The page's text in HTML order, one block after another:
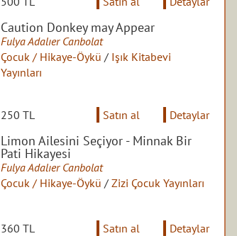
Caution Donkey may Appear
Fulya Adalıer Canbolat
Çocuk / Hikaye-Öykü / Işık Kitabevi
Yayınları
250 TL Satın al Detaylar
Limon Ailesini Seçiyor - Minnak Bir
Pati Hikayesi
Fulya Adalıer Canbolat
Çocuk / Hikaye-Öykü /Zizi Çocuk Yayınları
360 TL Satın al Detaylar